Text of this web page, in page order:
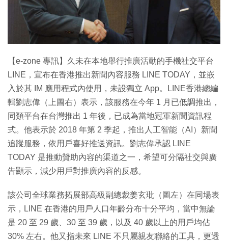
Enterprise Digital Transformation
【e-zone 專訊】久未在本地舉行推廣活動的手機社交平台
LINE，宣布在香港推出新聞內容服務 LINE TODAY，並嵌
入於其 IM 應用程式內使用，未設獨立 App。LINE香港總編
輯劉志偉（上圖右）表示，該服務在今年 1 月已低調推出，
同類平台在台灣推出 1 年後，已成為當地冠軍新聞資訊程
式。他表示於 2018 年第 2 季起，推出人工智能（AI）新聞
追蹤服務，依用戶喜好推送資訊。劉志偉承認 LINE
TODAY 是推動贊助內容的渠道之一，希望可分隔社交與廣
告顯示，減少用戶對推廣內容的反感。
該公司全球業務拓展部高級副總裁姜玄玭（圖左）在同場表
示，LINE 在香港的用戶人口年齡分布十分平均，當中無論
是 20 至 29 歲、30 至 39 歲，以及 40 歲以上的用戶均佔
30% 左右。他又指未來 LINE 不只屬親友聯絡的工具，更透